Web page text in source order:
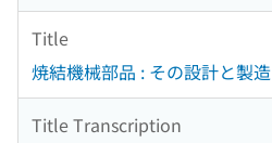
Title
焼結機械部品 : その設計と製造
Title Transcription